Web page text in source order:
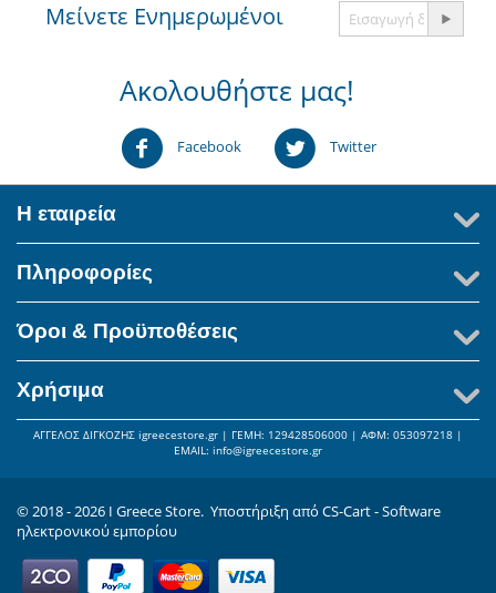
Μείνετε Ενημερωμένοι
Ακολουθήστε μας!
Facebook Twitter
Η εταιρεία
Πληροφορίες
Όροι & Προϋποθέσεις
Χρήσιμα
ΑΓΓΕΛΟΣ ΔΙΓΚΟΖΗΣ igreecestore.gr | ΓΕΜΗ: 129428506000 | AΦΜ: 053097218 |
ΕΜΑIL: info@igreecestore.gr
© 2018 - 2026 I Greece Store. Υποστήριξη από CS-Cart - Software
ηλεκτρονικού εμπορίου